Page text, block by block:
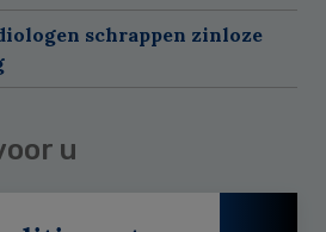
schrappen zinloze
u